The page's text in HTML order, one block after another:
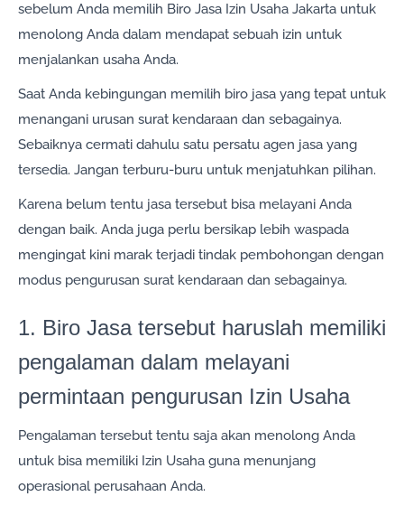
sebelum Anda memilih Biro Jasa Izin Usaha Jakarta untuk
menolong Anda dalam mendapat sebuah izin untuk
menjalankan usaha Anda.
Saat Anda kebingungan memilih biro jasa yang tepat untuk
menangani urusan surat kendaraan dan sebagainya.
Sebaiknya cermati dahulu satu persatu agen jasa yang
tersedia. Jangan terburu-buru untuk menjatuhkan pilihan.
Karena belum tentu jasa tersebut bisa melayani Anda
dengan baik. Anda juga perlu bersikap lebih waspada
mengingat kini marak terjadi tindak pembohongan dengan
modus pengurusan surat kendaraan dan sebagainya.
1. Biro Jasa tersebut haruslah memiliki
pengalaman dalam melayani
permintaan pengurusan Izin Usaha
Pengalaman tersebut tentu saja akan menolong Anda
untuk bisa memiliki Izin Usaha guna menunjang
operasional perusahaan Anda.